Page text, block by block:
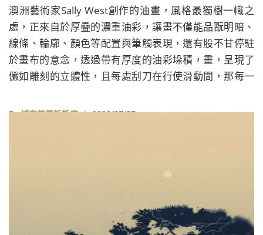
澳洲藝術家Sally West創作的油畫，風格最獨樹一幟之
處，正來自於厚疊的濃重油彩，讓畫不僅能品翫明暗、
線條、輪廓、顏色等配置與筆觸表現，還有股不甘停駐
於畫布的意念，透過帶有厚度的油彩垛積，畫，呈現了
儼如雕刻的立體性，且每處刮刀在行使滑動間，那每一
和陶土捏塑所留下清晰的創作痕跡，使紋理美成為作品
By城市美學新態度| 2020/07/27